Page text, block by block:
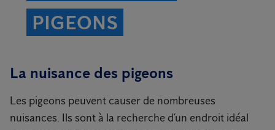
PIGEONS
La nuisance des pigeons
Les pigeons peuvent causer de nombreuses
nuisances. Ils sont à la recherche d’un endroit idéal